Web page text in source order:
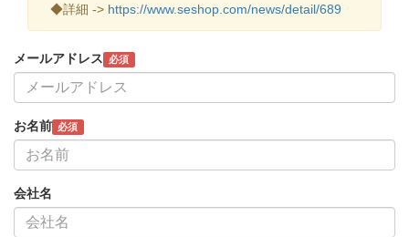
◆詳細 -> https://www.seshop.com/news/detail/689
メールアドレス 必須
お名前 必須
会社名